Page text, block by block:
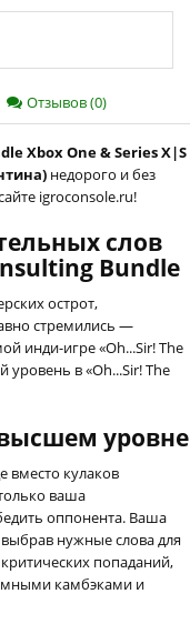
Отзывов (0)
Xbox One & Series X|S
недорого и без
igroconsole.ru!
слов
Bundle
острот,
стремились —
инди-игре «Oh...Sir! The
уровень в «Oh...Sir! The
уровне
вместо кулаков
ваша
оппонента. Ваша
нужные слова для
попаданий,
камбэками и